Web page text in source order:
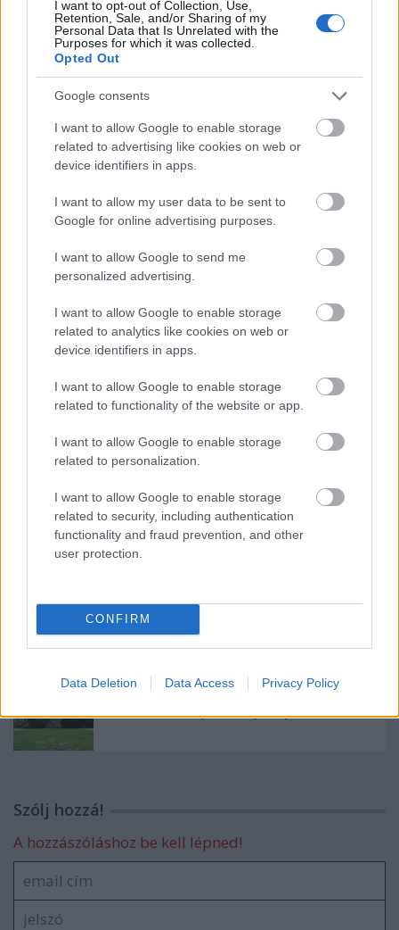
I want to opt-out of Collection, Use,
Retention, Sale, and/or Sharing of my
Personal Data that Is Unrelated with the
Purposes for which it was collected.
Opted Out
Google consents
I want to allow Google to enable storage
related to advertising like cookies on web or
device identifiers in apps.
I want to allow my user data to be sent to
Google for online advertising purposes.
I want to allow Google to send me
personalized advertising.
I want to allow Google to enable storage
related to analytics like cookies on web or
device identifiers in apps.
I want to allow Google to enable storage
related to functionality of the website or app.
I want to allow Google to enable storage
related to personalization.
I want to allow Google to enable storage
related to security, including authentication
functionality and fraud prevention, and other
user protection.
CONFIRM
Data Deletion Data Access Privacy Policy
kikapcsolva, rajta egy kockás füzet, arról olvas fel
valamit... Nesze neked XXI. század!)
népszava önkormányzat polgármester
közpénz
kártérítés
hunvald györgy
Ajánlott bejegyzések:
Véget ért a nyár... [488.]
Megszakadt az összeköttetés [485.]
Kelj föl és járj? [450.]
Megalakult az új testület [447.]
Szólj hozzá!
A hozzászóláshoz be kell lépned!